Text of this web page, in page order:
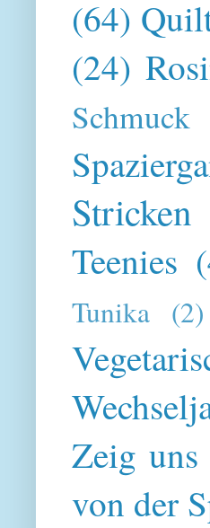
(64)
(24)
Stricken
Teenies
Tunika (2)
Zeig uns
von der